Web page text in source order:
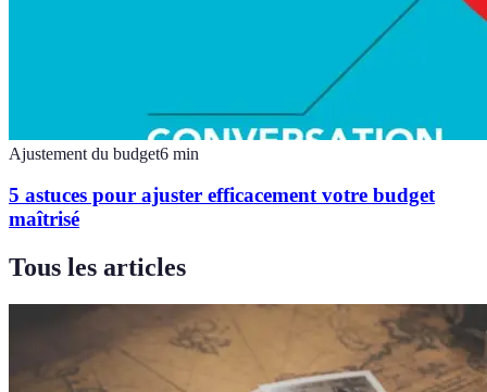
Ajustement du budget6 min
5 astuces pour ajuster efficacement votre budget
maîtrisé
Tous les articles